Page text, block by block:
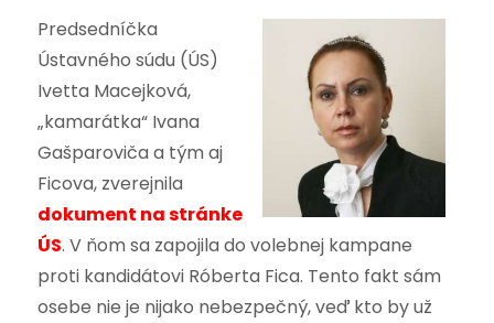
Predsedníčka
Ústavného súdu (ÚS)
Ivetta Macejková,
„kamarátka“ Ivana
Gašparoviča a tým aj
Ficova, zverejnila
dokument na stránke
ÚS. V ňom sa zapojila do volebnej kampane
proti kandidátovi Róberta Fica. Tento fakt sám
osebe nie je nijako nebezpečný, veď kto by už